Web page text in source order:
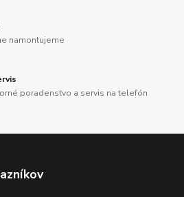
namontujeme
poradenstvo a servis na telefón